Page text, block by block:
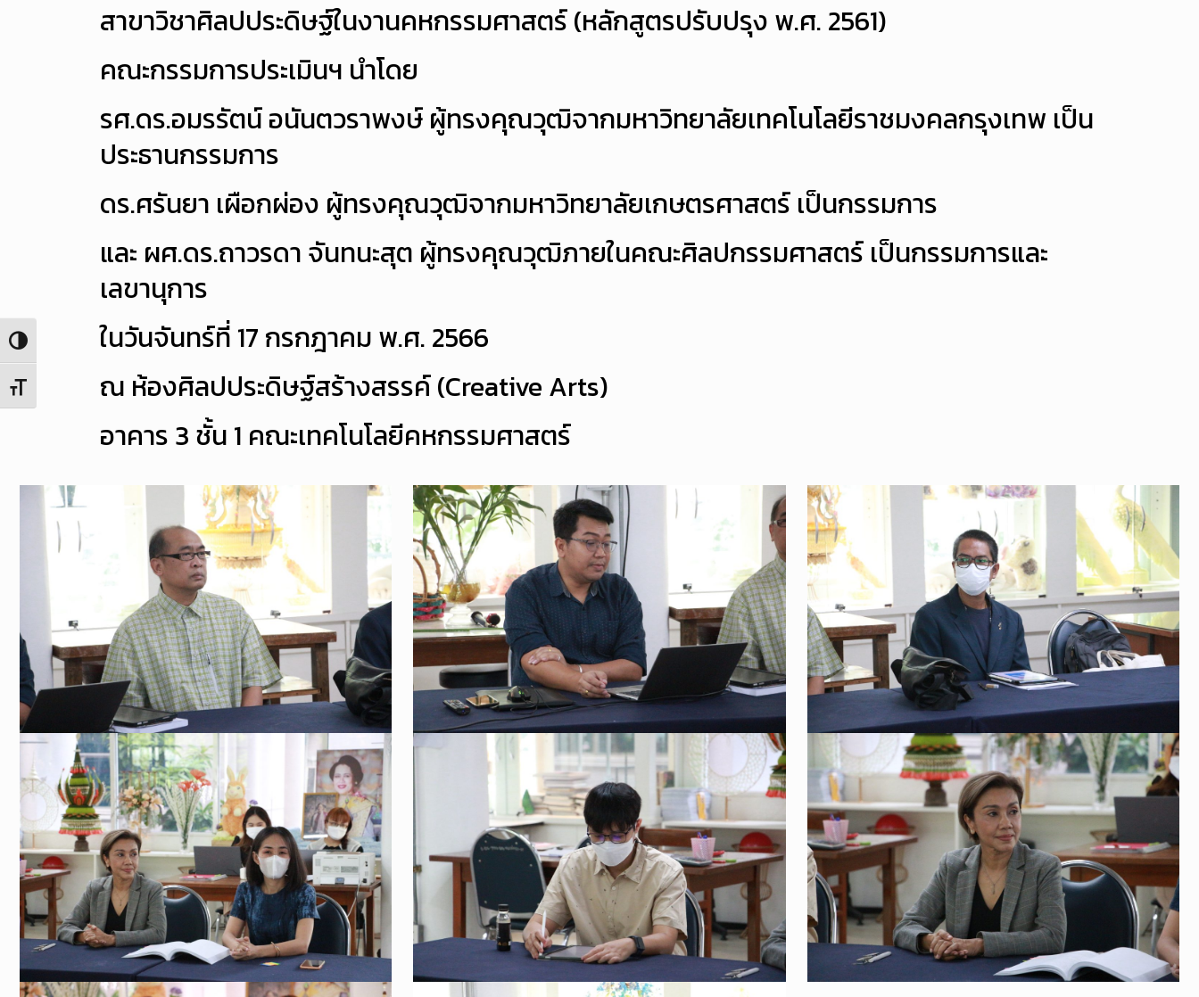
Toggle High Contrast
Toggle Font size
สาขาวิชาศิลปประดิษฐ์ในงานคหกรรมศาสตร์ (หลักสูตรปรับปรุง พ.ศ. 2561)
คณะกรรมการประเมินฯ นำโดย
รศ.ดร.อมรรัตน์ อนันตวราพงษ์ ผู้ทรงคุณวุฒิจากมหาวิทยาลัยเทคโนโลยีราชมงคลกรุงเทพ เป็น
ประธานกรรมการ
ดร.ศรันยา เผือกผ่อง ผู้ทรงคุณวุฒิจากมหาวิทยาลัยเกษตรศาสตร์ เป็นกรรมการ
และ ผศ.ดร.ถาวรดา จันทนะสุต ผู้ทรงคุณวุฒิภายในคณะศิลปกรรมศาสตร์ เป็นกรรมการและ
เลขานุการ
ในวันจันทร์ที่ 17 กรกฎาคม พ.ศ. 2566
ณ ห้องศิลปประดิษฐ์สร้างสรรค์ (Creative Arts)
อาคาร 3 ชั้น 1 คณะเทคโนโลยีคหกรรมศาสตร์